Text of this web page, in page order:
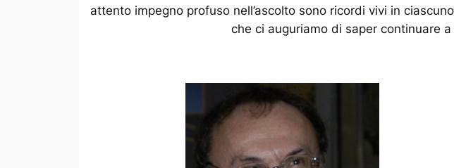
attento impegno profuso nell’ascolto sono ricordi vivi in
che ci auguriamo di saper continuare